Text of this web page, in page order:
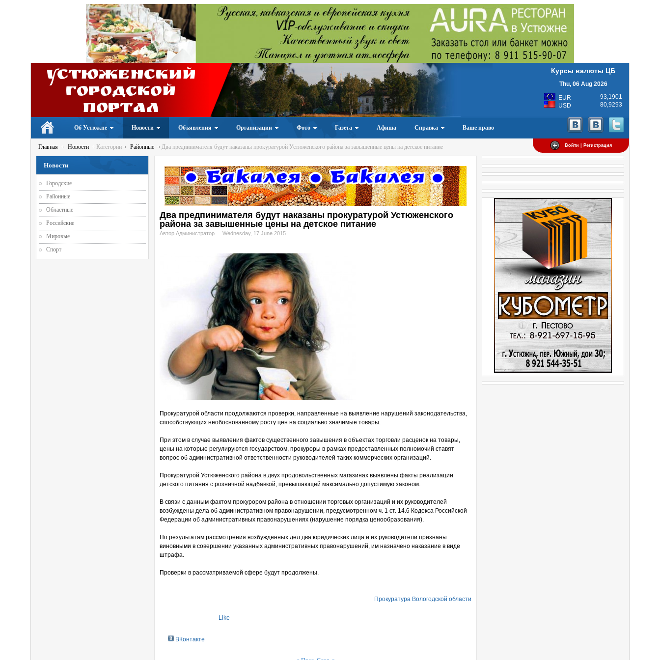
Устюженский
Городской
портал
Курсы валюты ЦБ
Thu, 06 Aug 2026
EUR
93,1901
USD
80,9293
Об Устюжне Новости Объявления Организации Фото Газета Афиша Справка Ваше право
Войти | Регистрация
Главная Новости Категории Районные Два предпинимателя будут наказаны прокуратурой Устюженского района за завышенные цены на детское питание
Два предпинимателя будут наказаны прокуратурой Устюженского
района за завышенные цены на детское питание
Автор Администратор Wednesday, 17 June 2015
Прокуратурой области продолжаются проверки, направленные на выявление нарушений законодательства,
способствующих необоснованному росту цен на социально значимые товары.
При этом в случае выявления фактов существенного завышения в объектах торговли расценок на товары,
цены на которые регулируются государством, прокуроры в рамках предоставленных полномочий ставят
вопрос об административной ответственности руководителей таких коммерческих организаций.
Прокуратурой Устюженского района в двух продовольственных магазинах выявлены факты реализации
детского питания с розничной надбавкой, превышающей максимально допустимую законом.
В связи с данным фактом прокурором района в отношении торговых организаций и их руководителей
возбуждены дела об административном правонарушении, предусмотренном ч. 1 ст. 14.6 Кодекса Российской
Федерации об административных правонарушениях (нарушение порядка ценообразования).
По результатам рассмотрения возбужденных дел два юридических лица и их руководители признаны
виновными в совершении указанных административных правонарушений, им назначено наказание в виде
штрафа.
Проверки в рассматриваемой сфере будут продолжены.
Прокуратура Вологодской области
Like
ВКонтакте
Новости
Городские
Районные
Областные
Российские
Мировые
Спорт